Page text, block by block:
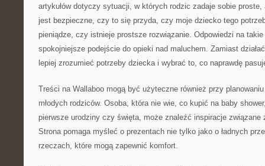
artykułów dotyczy sytuacji, w których rodzic zadaje sobie
jest bezpieczne, czy to się przyda, czy moje dziecko tego
pieniądze, czy istnieje prostsze rozwiązanie. Odpowiedzi na
spokojniejsze podejście do opieki nad maluchem. Zamiast
lepiej zrozumieć potrzeby dziecka i wybrać to, co naprawdę
Treści na Wallaboo mogą być użyteczne również przy
młodych rodziców. Osoba, która nie wie, co kupić na baby
pierwsze urodziny czy święta, może znaleźć inspiracje związane
Strona pomaga myśleć o prezentach nie tylko jako o ładnych
rzeczach, które mogą zapewnić komfort.